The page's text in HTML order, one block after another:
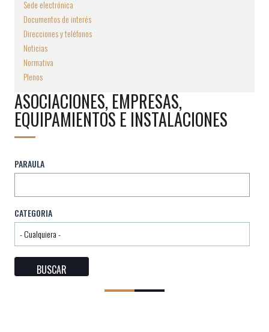
Sede electrónica
Documentos de interés
Direcciones y teléfonos
Noticias
Normativa
Plenos
ASOCIACIONES, EMPRESAS,
EQUIPAMIENTOS E INSTALACIONES
PARAULA
CATEGORIA